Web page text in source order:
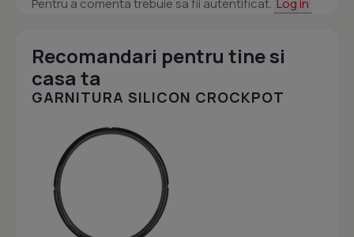
Pentru a comenta trebuie sa fii autentificat. Log in
Recomandari pentru tine si
casa ta
GARNITURA SILICON CROCKPOT